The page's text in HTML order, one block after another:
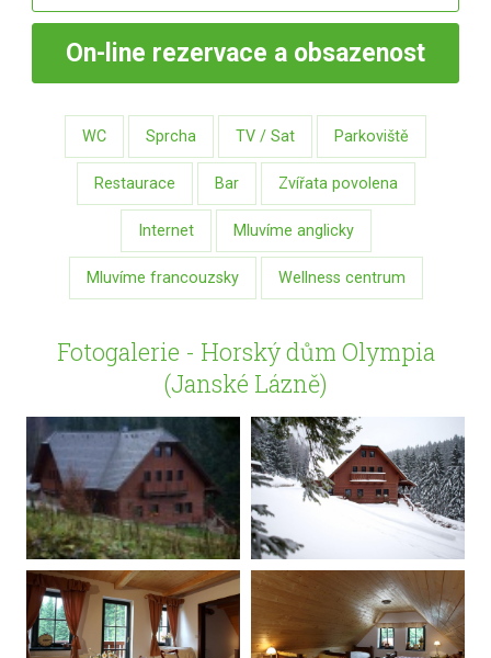
On-line rezervace a obsazenost
WC Sprcha TV / Sat Parkoviště
Restaurace Bar Zvířata povolena
Internet Mluvíme anglicky
Mluvíme francouzsky Wellness centrum
Fotogalerie - Horský dům Olympia
(Janské Lázně)